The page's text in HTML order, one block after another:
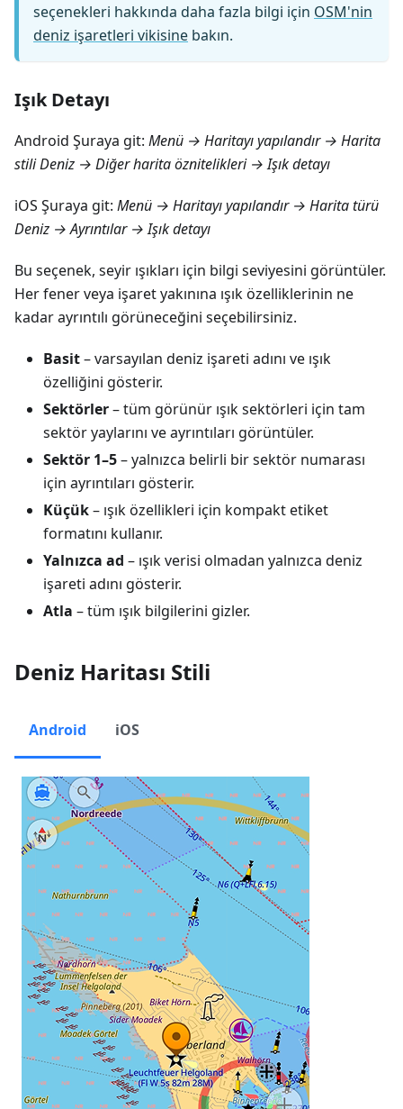
seçenekleri hakkında daha fazla bilgi için OSM'nin
deniz işaretleri vikisine bakın.
Işık Detayı
Android Şuraya git: Menü → Haritayı yapılandır → Harita
stili Deniz → Diğer harita öznitelikleri → Işık detayı
iOS Şuraya git: Menü → Haritayı yapılandır → Harita türü
Deniz → Ayrıntılar → Işık detayı
Bu seçenek, seyir ışıkları için bilgi seviyesini görüntüler.
Her fener veya işaret yakınına ışık özelliklerinin ne
kadar ayrıntılı görüneceğini seçebilirsiniz.
Basit– varsayılan deniz işareti adını ve ışık
özelliğini gösterir.
Sektörler– tüm görünür ışık sektörleri için tam
sektör yaylarını ve ayrıntıları görüntüler.
Sektör 1–5– yalnızca belirli bir sektör numarası
için ayrıntıları gösterir.
Küçük– ışık özellikleri için kompakt etiket
formatını kullanır.
Yalnızca ad – ışık verisi olmadan yalnızca deniz
işareti adını gösterir.
Atla – tüm ışık bilgilerini gizler.
Deniz Haritası Stili
Android iOS